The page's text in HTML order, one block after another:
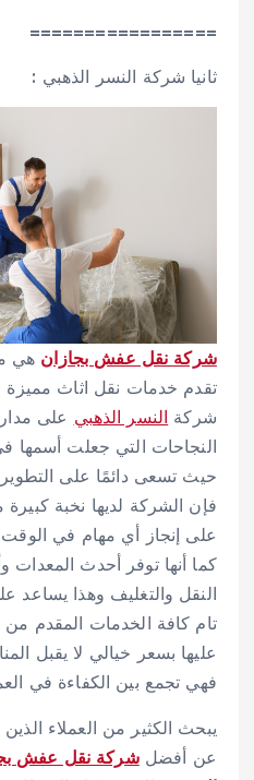
=================
ثانيا شركة النسر الذهبي :
شركة نقل عفش بجازان هي
تقدم خدمات نقل اثاث
شركة النسر الذهبي على
النجاحات التي جعلت
حيث تسعى دائمًا على
فإن الشركة لديها نخبة
على إنجاز أي مهام في
كما أنها توفر أحدث
النقل والتغليف وهذا يساعد
تام كافة الخدمات المقدم
عليها بسعر خيالي لا يقبل
فهي تجمع بين الكفاءة في
يبحث الكثير من العملاء
عن أفضلشركة نقل عفش